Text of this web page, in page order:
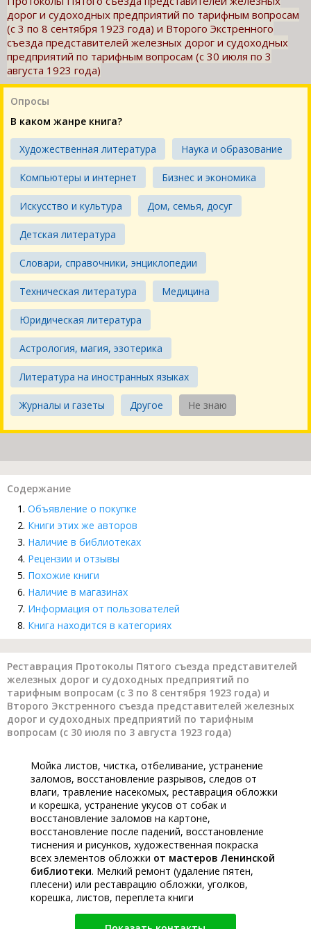
дорог и судоходных предприятий по тарифным вопросам
(с 3 по 8 сентября 1923 года) и Второго Экстренного
съезда представителей железных дорог и судоходных
предприятий по тарифным вопросам (с 30 июля по 3
августа 1923 года)
Опросы
В каком жанре книга?
Художественная литература Наука и образование
Компьютеры и интернет Бизнес и экономика
Искусство и культура Дом, семья, досуг
Детская литература
Словари, справочники, энциклопедии
Техническая литература Медицина
Юридическая литература
Астрология, магия, эзотерика
Литература на иностранных языках
Журналы и газеты Другое Не знаю
Содержание
Объявление о покупке
Книги этих же авторов
Наличие в библиотеках
Рецензии и отзывы
Похожие книги
Наличие в магазинах
Информация от пользователей
Книга находится в категориях
Реставрация Протоколы Пятого съезда представителей
железных дорог и судоходных предприятий по
тарифным вопросам (с 3 по 8 сентября 1923 года) и
Второго Экстренного съезда представителей железных
дорог и судоходных предприятий по тарифным
вопросам (с 30 июля по 3 августа 1923 года)
Мойка листов, чистка, отбеливание, устранение
заломов, восстановление разрывов, следов от
влаги, травление насекомых, реставрация обложки
и корешка, устранение укусов от собак и
восстановление заломов на картоне,
восстановление после падений, восстановление
тиснения и рисунков, художественная покраска
всех элементов обложки от мастеров Ленинской
библиотеки. Мелкий ремонт (удаление пятен,
плесени) или реставрацию обложки, уголков,
корешка, листов, переплета книги